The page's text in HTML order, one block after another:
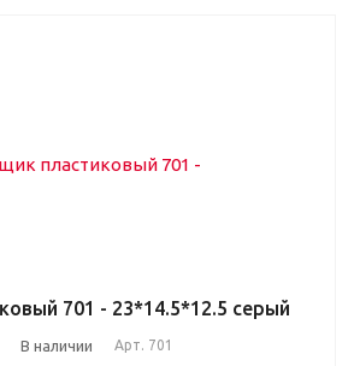
701 - 23*14.5*12.5 серый
В наличии Арт. 701